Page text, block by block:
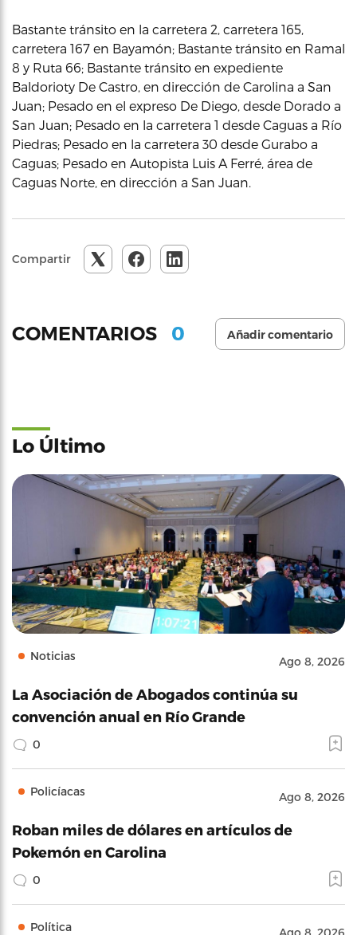
Bastante tránsito en la carretera 2, carretera 165,
carretera 167 en Bayamón; Bastante tránsito en Ramal
8 y Ruta 66; Bastante tránsito en expediente
Baldorioty De Castro, en dirección de Carolina a San
Juan; Pesado en el expreso De Diego, desde Dorado a
San Juan; Pesado en la carretera 1 desde Caguas a Río
Piedras; Pesado en la carretera 30 desde Gurabo a
Caguas; Pesado en Autopista Luis A Ferré, área de
Caguas Norte, en dirección a San Juan.
Compartir
COMENTARIOS 0 Añadir comentario
Lo Último
Noticias Ago 8, 2026
La Asociación de Abogados continúa su
convención anual en Río Grande
0
Policíacas Ago 8, 2026
Roban miles de dólares en artículos de
Pokemón en Carolina
0
Política Ago 8, 2026